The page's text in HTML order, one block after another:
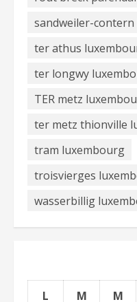
sandweiler-
ter athus
ter longwy
TER metz
ter metz thionville
tram luxembourg
troisvierges
wasserbillig
L M M